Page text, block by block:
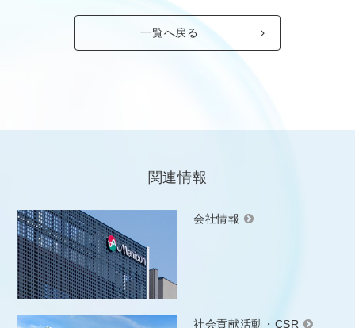
一覧へ戻る
関連情報
会社情報
社会貢献活動・CSR